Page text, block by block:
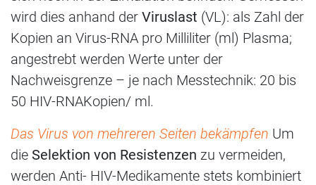
wird dies anhand der Viruslast (VL): als Zahl der
Kopien an Virus-RNA pro Milliliter (ml) Plasma;
angestrebt werden Werte unter der
Nachweisgrenze – je nach Messtechnik: 20 bis
50 HIV-RNAKopien/ ml.
Das Virus von mehreren Seiten bekämpfen Um
die Selektion von Resistenzen zu vermeiden,
werden Anti- HIV-Medikamente stets kombiniert